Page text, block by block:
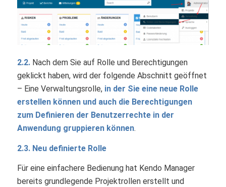
2.2.Nach dem Sie auf Rolle und Berechtigungen
geklickt haben, wird der folgende Abschnitt geöffnet
– Eine Verwaltungsrolle, in der Sie eine neue Rolle
erstellen können und auch die Berechtigungen
zum Definieren der Benutzerrechte in der
Anwendung gruppieren können.
2.3. Neu definierte Rolle
Für eine einfachere Bedienung hat Kendo Manager
bereits grundlegende Projektrollen erstellt und